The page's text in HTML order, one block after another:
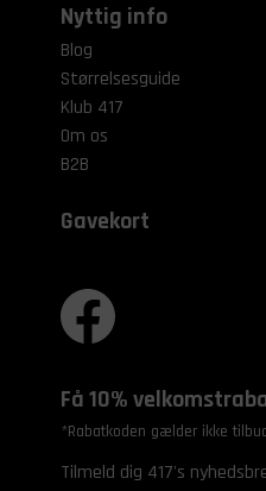
Nyttig info
Blog
Størrelsesguide
Klub 417
Om os
B2B
Gavekort
Få 10%
*Rabatkoden gælder ikke
Tilmeld dig 417's